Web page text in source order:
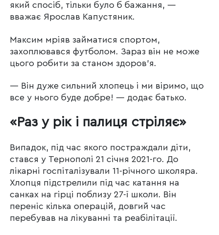
який спосіб, тільки було б бажання, —
вважає Ярослав Капустяник.
Максим мріяв займатися спортом,
захоплювався футболом. Зараз він не може
цього робити за станом здоров’я.
— Він дуже сильний хлопець і ми віримо, що
все у нього буде добре! — додає батько.
«Раз у рік і палиця стріляє»
Випадок, під час якого постраждали діти,
стався у Тернополі 21 січня 2021-го. До
лікарні госпіталізували 11-річного школяра.
Хлопця підстрелили під час катання на
санках на гірці поблизу 27-ї школи. Він
переніс кілька операцій, довгий час
перебував на лікуванні та реабілітації.